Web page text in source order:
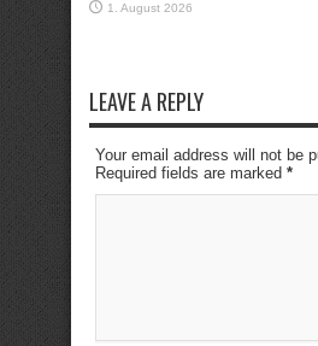
1. August 2026
LEAVE A REPLY
Your email address will not be
Required fields are marked *